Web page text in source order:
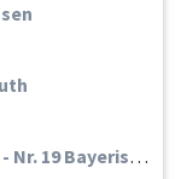
St. Oswald-Riedlhütte - Neuschönau - Mauth